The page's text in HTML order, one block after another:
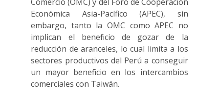
Económica Asia-Pacífico (APEC), sin
embargo, tanto la OMC como APEC no
implican el beneficio de gozar de la
reducción de aranceles, lo cual limita a los
sectores productivos del Perú a conseguir
un mayor beneficio en los intercambios
comerciales con Taiwán.